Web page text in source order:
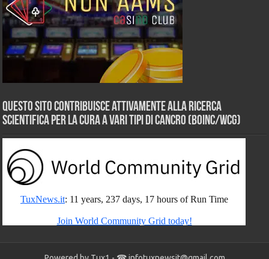
Questo sito contribuisce attivamente alla ricerca
scientifica per la cura a vari tipi di Cancro (BOINC/WCG)